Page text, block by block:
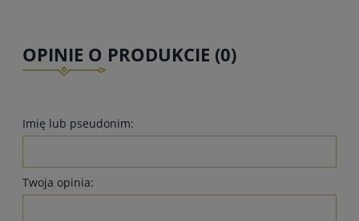
OPINIE O PRODUKCIE (0)
Imię lub pseudonim:
Twoja opinia: